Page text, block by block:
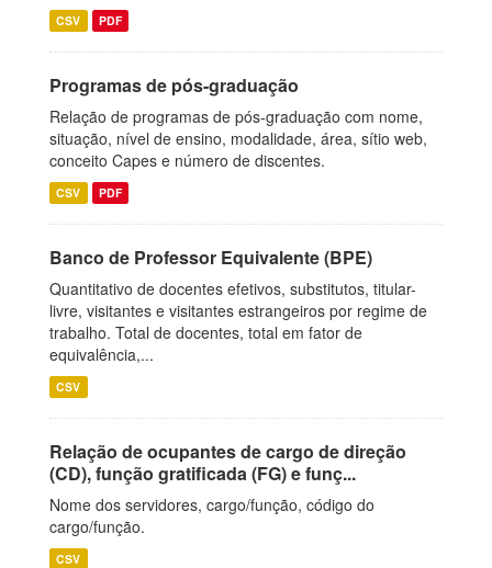
CSV PDF
Programas de pós-graduação
Relação de programas de pós-graduação com nome,
situação, nível de ensino, modalidade, área, sítio web,
conceito Capes e número de discentes.
CSV PDF
Banco de Professor Equivalente (BPE)
Quantitativo de docentes efetivos, substitutos, titular-
livre, visitantes e visitantes estrangeiros por regime de
trabalho. Total de docentes, total em fator de
equivalência,...
CSV
Relação de ocupantes de cargo de direção
(CD), função gratificada (FG) e funç...
Nome dos servidores, cargo/função, código do
cargo/função.
CSV